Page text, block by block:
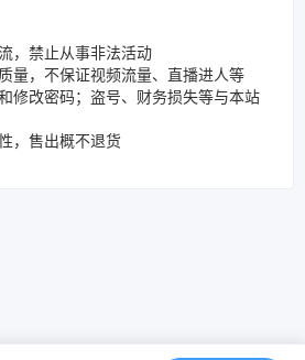
，禁止从事非法活动
量，不保证视频流量、直播进人等
修改密码；盗号、财务损失等与本站
，售出概不退货